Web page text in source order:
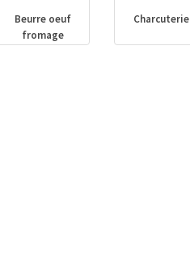
Beurre oeuf
fromage
Charcuterie